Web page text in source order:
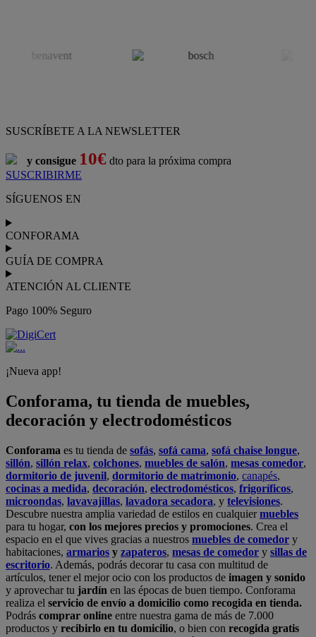
SUSCRÍBETE A LA NEWSLETTER
y consigue 10€ dto para la próxima compra
SUSCRIBIRME
SÍGUENOS EN
CONFORAMA
GUÍA DE COMPRA
ATENCIÓN AL CLIENTE
Pago 100% Seguro
¡Nueva app!
Conforama, tu tienda de muebles,
decoración y electrodomésticos
Conforama es tu tienda de sofás, sofá cama, sofá chaise longue,
sillón, sillón relax, colchones, muebles de salón, mesas comedor,
dormitorio de juvenil, dormitorio de matrimonio, canapés,
cocinas a medida, decoración, electrodomésticos, frigoríficos,
microondas, lavavajillas, lavadora secadora, y televisiones.
Descubre nuestra amplia variedad de estilos en cualquiermuebles
para tu hogar, con los mejores precios y promociones. Crea el
espacio en el que vives gracias a nuestros muebles de comedor y
habitaciones, armarios y zapateros, mesas de comedor y sillas de
escritorio. Además, podrás decorar tu casa con multitud de
artículos, tener el mejor ocio con los productos de imagen y sonido
y aprovechar tu jardín en las épocas de buen tiempo. Conforama
realiza el servicio de envío a domicilio como recogida en tienda.
Podrás comprar online entre nuestra gama de más de 7.000
productos y recibirlo en tu domicilio, o bien con recogida gratis